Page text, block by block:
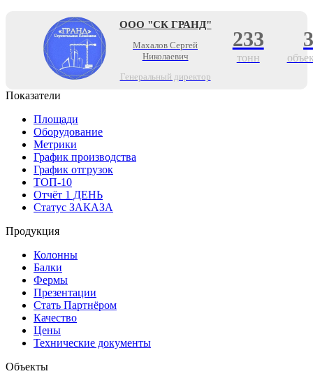
ООО "СК ГРАНД"
Махалов Сергей
Николаевич
Генеральный директор
233
тонн
Показатели
Площади
Оборудование
Метрики
График производства
График отгрузок
ТОП-10
Отчёт 1 ДЕНЬ
Статус ЗАКАЗА
Продукция
Колонны
Балки
Фермы
Презентации
Стать Партнёром
Качество
Цены
Технические документы
Объекты